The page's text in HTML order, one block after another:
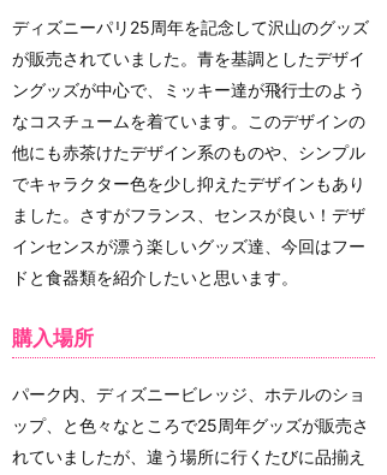
ディズニーパリ25周年を記念して沢山のグッズ
が販売されていました。青を基調としたデザイ
ングッズが中心で、ミッキー達が飛行士のよう
なコスチュームを着ています。このデザインの
他にも赤茶けたデザイン系のものや、シンプル
でキャラクター色を少し抑えたデザインもあり
ました。さすがフランス、センスが良い！デザ
インセンスが漂う楽しいグッズ達、今回はフー
ドと食器類を紹介したいと思います。
購入場所
パーク内、ディズニービレッジ、ホテルのショ
ップ、と色々なところで25周年グッズが販売さ
れていましたが、違う場所に行くたびに品揃え